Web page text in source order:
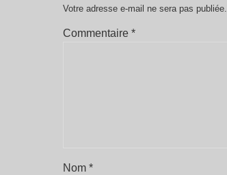
Votre adresse e-mail ne sera pas publiée.
Commentaire *
Nom *